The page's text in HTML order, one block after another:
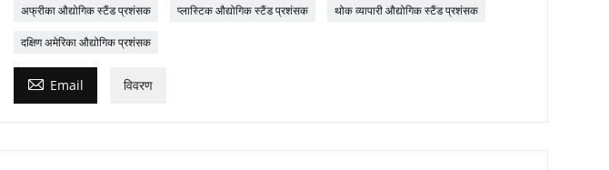
अफ्रीका औद्योगिक स्टैंड प्रशंसक प्लास्टिक औद्योगिक स्टैंड प्रशंसक थोक व्यापारी औद्योगिक स्टैंड प्रशंसक
दक्षिण अमेरिका औद्योगिक प्रशंसक
 Email विवरण